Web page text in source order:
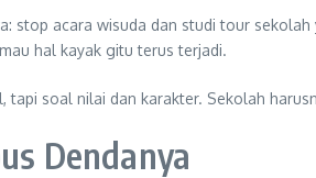
acara wisuda dan studi tour
hal kayak gitu terus terjadi.
soal nilai dan karakter. Sekolah
Dendanya